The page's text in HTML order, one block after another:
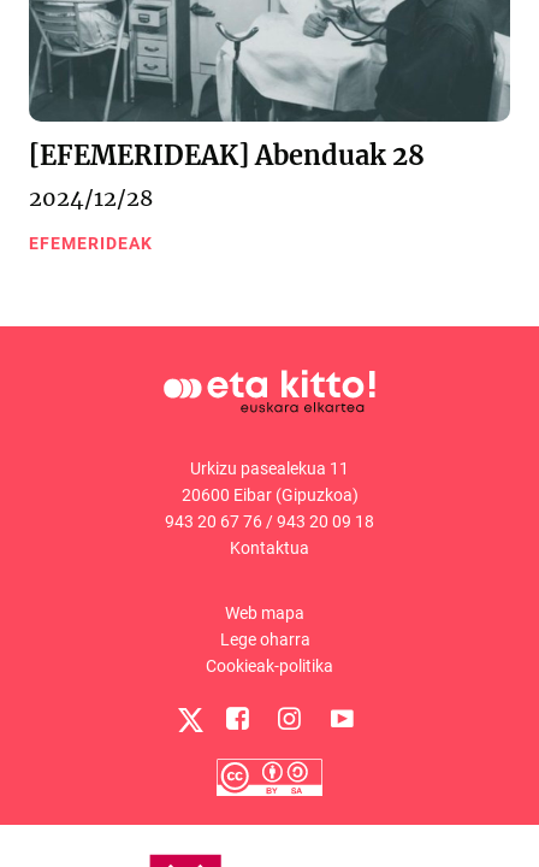
[EFEMERIDEAK] Abenduak 28
2024/12/28
EFEMERIDEAK
Urkizu pasealekua 11
20600 Eibar (Gipuzkoa)
943 20 67 76 /943 20 09 18
Kontaktua
Web mapa
Lege oharra
Cookieak-politika